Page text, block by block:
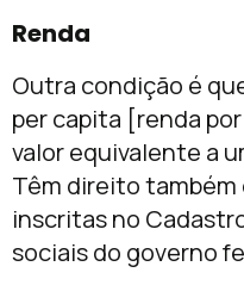
Renda
Outra condição é
per capita [renda
valor equivalente a
Têm direito também
inscritas no
sociais do governo